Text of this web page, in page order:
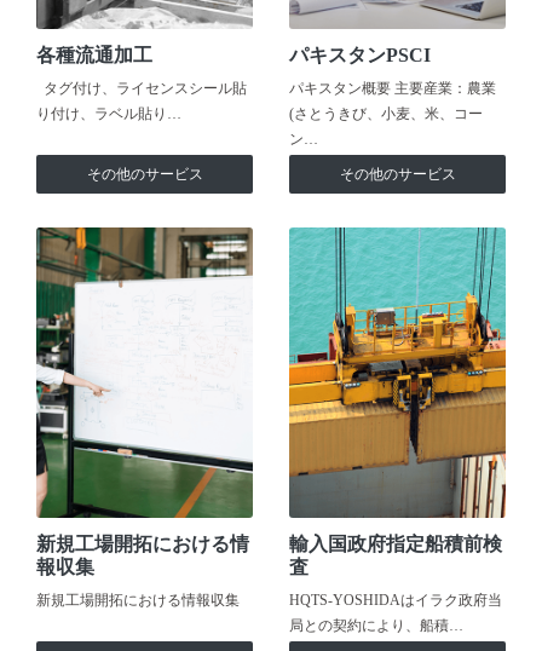
各種流通加工
タグ付け、ライセンスシール貼
り付け、ラベル貼り…
その他のサービス
パキスタンPSCI
パキスタン概要 主要産業：農業
(さとうきび、小麦、米、コー
ン…
その他のサービス
新規工場開拓における情
報収集
新規工場開拓における情報収集
輸入国政府指定船積前検
査
HQTS-YOSHIDAはイラク政府当
局との契約により、船積…